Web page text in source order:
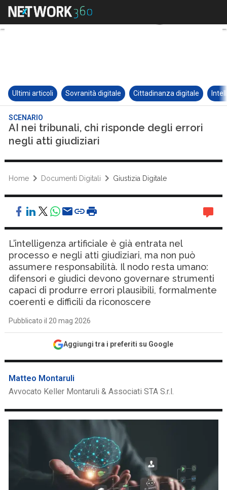
Ultimi articoli Sovranità digitale Cittadinanza digitale
SCENARIO
AI nei tribunali, chi risponde degli errori
negli atti giudiziari
Home Documenti Digitali Giustizia Digitale
L’intelligenza artificiale è già entrata nel
processo e negli atti giudiziari, ma non può
assumere responsabilità. Il nodo resta umano:
difensori e giudici devono governare strumenti
capaci di produrre errori plausibili, formalmente
coerenti e difficili da riconoscere
Pubblicato il 20 mag 2026
Aggiungi tra i preferiti su Google
Matteo Montaruli
Avvocato Keller Montaruli & Associati STA S.r.l.